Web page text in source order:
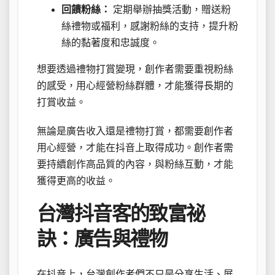
回饋粉絲：
定期舉辦抽獎活動，贈送粉
絲禮物或福利，感謝粉絲的支持，提升粉
絲的黏著度和忠誠度。
想要透過禮物打賞變現，創作者需要重視粉絲
的感受，用心經營粉絲群體，才能獲得長期的
打賞收益。
無論是廣告收入還是禮物打賞，都需要創作者
用心經營，才能在抖音上取得成功。創作者需
要持續創作高品質的內容，與粉絲互動，才能
獲得更高的收益。
台灣抖音客的致富祕
訣：廣告與禮物